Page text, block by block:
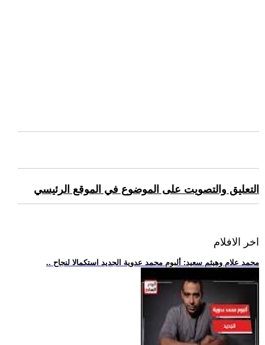
التعليق والتصويت على الموضوع في الموقع الرئيسي
اخر الافلام
.. محمد علام وهيثم سعيد: ألبوم محمد عدوية الجديد استكمالا لنجاح